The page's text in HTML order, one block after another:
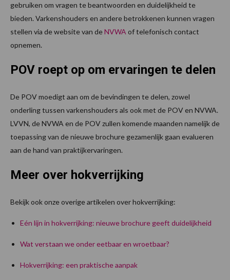
gebruiken om vragen te beantwoorden en duidelijkheid te
bieden. Varkenshouders en andere betrokkenen kunnen vragen
stellen via de website van deNVWAof telefonisch contact
opnemen.
POV roept op om ervaringen te delen
De POV moedigt aan om de bevindingen te delen, zowel
onderling tussen varkenshouders als ook met de POV en NVWA.
LVVN, de NVWA en de POV zullen komende maanden namelijk de
toepassing van de nieuwe brochure gezamenlijk gaan evalueren
aan de hand van praktijkervaringen.
Meer over hokverrijking
Bekijk ook onze overige artikelen over hokverrijking:
Eén lijn in hokverrijking: nieuwe brochure geeft duidelijkheid
Wat verstaan we onder eetbaar en wroetbaar?
Hokverrijking: een praktische aanpak